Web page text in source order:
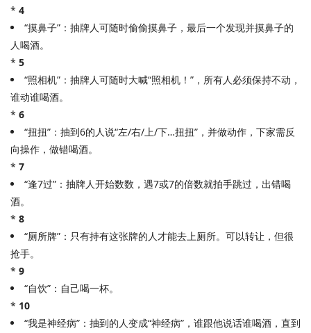
* 4
“摸鼻子”：抽牌人可随时偷偷摸鼻子，最后一个发现并摸鼻子的
人喝酒。
* 5
“照相机”：抽牌人可随时大喊“照相机！”，所有人必须保持不动，
谁动谁喝酒。
* 6
“扭扭”：抽到6的人说“左/右/上/下…扭扭”，并做动作，下家需反
向操作，做错喝酒。
* 7
“逢7过”：抽牌人开始数数，遇7或7的倍数就拍手跳过，出错喝
酒。
* 8
“厕所牌”：只有持有这张牌的人才能去上厕所。可以转让，但很
抢手。
* 9
“自饮”：自己喝一杯。
* 10
“我是神经病”：抽到的人变成“神经病”，谁跟他说话谁喝酒，直到